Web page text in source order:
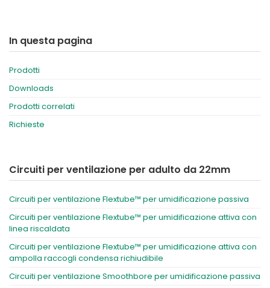
In questa pagina
Prodotti
Downloads
Prodotti correlati
Richieste
Circuiti per ventilazione per adulto da 22mm
Circuiti per ventilazione Flextube™ per umidificazione passiva
Circuiti per ventilazione Flextube™ per umidificazione attiva con
linea riscaldata
Circuiti per ventilazione Flextube™ per umidificazione attiva con
ampolla raccogli condensa richiudibile
Circuiti per ventilazione Smoothbore per umidificazione passiva